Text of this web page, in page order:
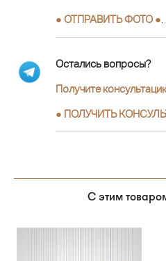
● ОТПРАВИТЬ ФОТО ●
Остались вопросы?
Получите
● ПОЛУЧИТЬ
С этим